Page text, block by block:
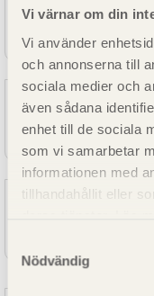
Vi värnar om din
Vi använder
och annonserna till
sociala medier och
även sådana
enhet till de sociala
som vi samarbetar
informationen med
tillhandahållit eller
Nödvändig